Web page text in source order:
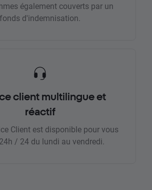
également couverts par un
fonds d'indemnisation.
client multilingue et
réactif
Client est disponible pour vous
/ 24 du lundi au vendredi.